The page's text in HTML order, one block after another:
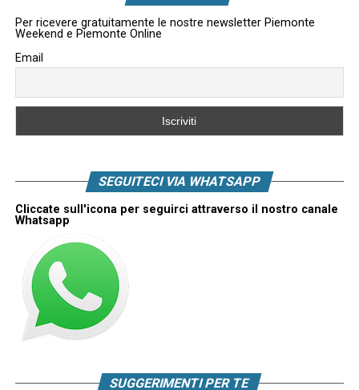
Per ricevere gratuitamente le nostre newsletter Piemonte
Weekend e Piemonte Online
Email
SEGUITECI VIA WHATSAPP
Cliccate sull'icona per seguirci attraverso il nostro canale
Whatsapp
SUGGERIMENTI PER TE